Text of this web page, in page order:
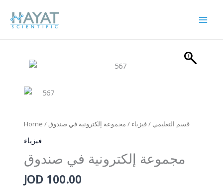
content
Home / قسم التعليمي /فيزياء / مجموعة إلكترونية في صندوق
فيزياء
مجموعة إلكترونية في صندوق
JOD 100.00